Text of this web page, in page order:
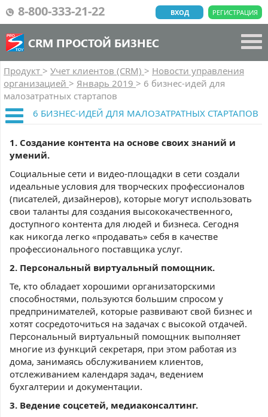
8-800-333-21-22 РЕГИСТРАЦИЯ
ВХОД
CRM ПРОСТОЙ БИЗНЕС
Продукт > Учет клиентов (CRM) > Новости управления
организацией > Январь 2019 > 6 бизнес-идей для
малозатратных стартапов
6 БИЗНЕС-ИДЕЙ ДЛЯ МАЛОЗАТРАТНЫХ СТАРТАПОВ
1. Создание контента на основе своих знаний и
умений.
Социальные сети и видео-площадки в сети создали
идеальные условия для творческих профессионалов
(писателей, дизайнеров), которые могут использовать
свои таланты для создания высококачественного,
доступного контента для людей и бизнеса. Сегодня
как никогда легко «продавать» себя в качестве
профессионального поставщика услуг.
2. Персональный виртуальный помощник.
Те, кто обладает хорошими организаторскими
способностями, пользуются большим спросом у
предпринимателей, которые развивают свой бизнес и
хотят сосредоточиться на задачах с высокой отдачей.
Персональный виртуальный помощник выполняет
многие из функций секретаря, при этом работая из
дома, занимаясь обслуживанием клиентов,
отслеживанием календаря задач, ведением
бухгалтерии и документации.
3. Ведение соцсетей, медиаконсалтинг.